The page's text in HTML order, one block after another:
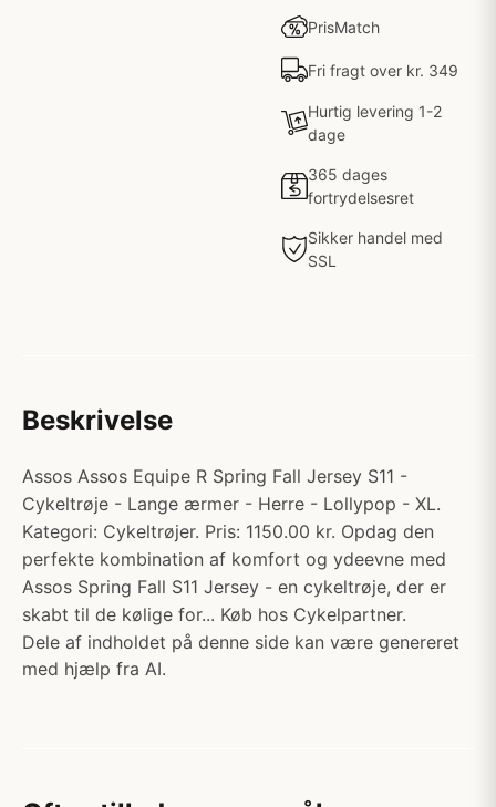
PrisMatch
Fri fragt over kr. 349
Hurtig levering 1-2
dage
365 dages
fortrydelsesret
Sikker handel med
SSL
Beskrivelse
Assos Assos Equipe R Spring Fall Jersey S11 -
Cykeltrøje - Lange ærmer - Herre - Lollypop - XL.
Kategori: Cykeltrøjer. Pris: 1150.00 kr. Opdag den
perfekte kombination af komfort og ydeevne med
Assos Spring Fall S11 Jersey - en cykeltrøje, der er
skabt til de kølige for... Køb hos Cykelpartner.
Dele af indholdet på denne side kan være genereret
med hjælp fra AI.